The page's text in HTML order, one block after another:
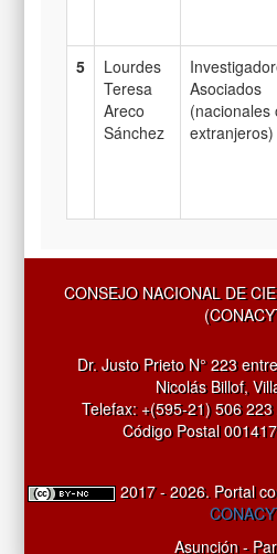
5
Lourdes
Teresa
Areco
Sánchez
Asociados
(nacionales
extranjeros)
CONSEJO NACIONAL DE
Dr. Justo Prieto N° 223
Nicolás Billof,
Telefax: +(595-21) 506
Código Postal
2017 - 2026. Portal
Asunción -